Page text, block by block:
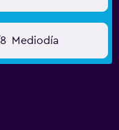
Mediodía